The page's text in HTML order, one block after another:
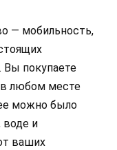
— мобильность,
покупаете
в любом месте
можно было
воде и
ваших